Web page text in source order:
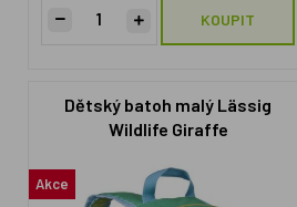
KOUPIT
Dětský batoh malý Lässig
Wildlife Giraffe
Akce